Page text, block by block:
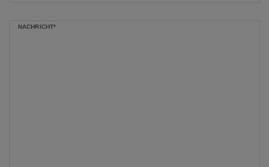
NACHRICHT*